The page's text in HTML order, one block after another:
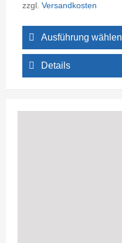
zzgl. Versandkosten
Ausführung wählen
Details